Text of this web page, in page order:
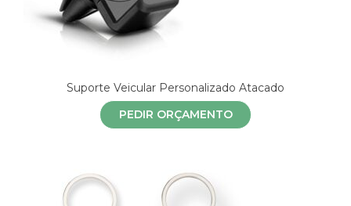
Suporte Veicular Personalizado Atacado
PEDIR ORÇAMENTO